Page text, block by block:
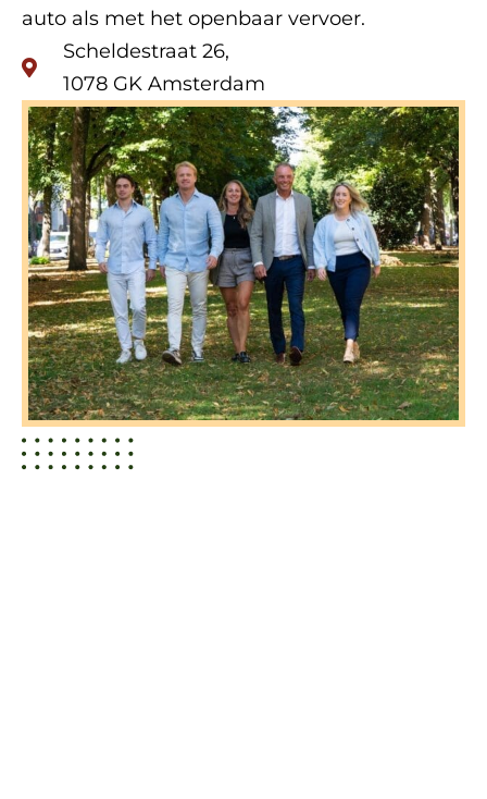
auto als met het openbaar vervoer.
Scheldestraat 26,
1078 GK Amsterdam